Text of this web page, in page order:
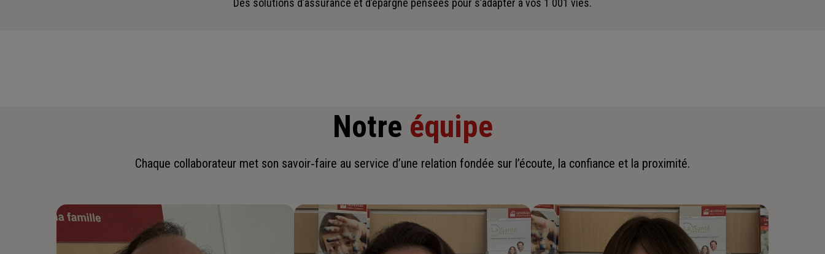
Des solutions d’assurance et d’épargne pensées pour s’adapter à vos 1 001 vies.
Notre équipe
Chaque collaborateur met son savoir‑faire au service d’une relation fondée sur l’écoute, la confiance et la proximité.